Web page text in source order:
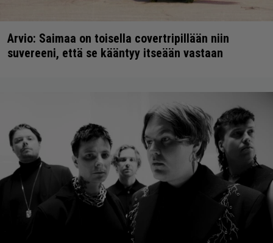
Arvio: Saimaa on toisella covertripillään niin
suvereeni, että se kääntyy itseään vastaan